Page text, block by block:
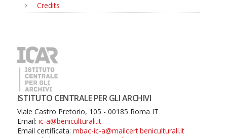
Credits
ISTITUTO CENTRALE PER GLI ARCHIVI
Viale Castro Pretorio, 105 - 00185 Roma IT
Email: ic-a@beniculturali.it
Email certificata: mbac-ic-a@mailcert.beniculturali.it